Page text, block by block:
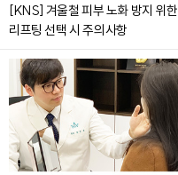
[KNS] 겨울철 피부 노화 방지 위한
리프팅 선택 시 주의사항